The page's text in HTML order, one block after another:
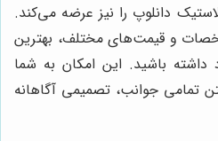
دانلوپ را نیز عرضه می‌کند.
و قیمت‌های مختلف، بهترین
داشته باشید. این امکان به شما
تمامی جوانب، تصمیمی آگاهانه